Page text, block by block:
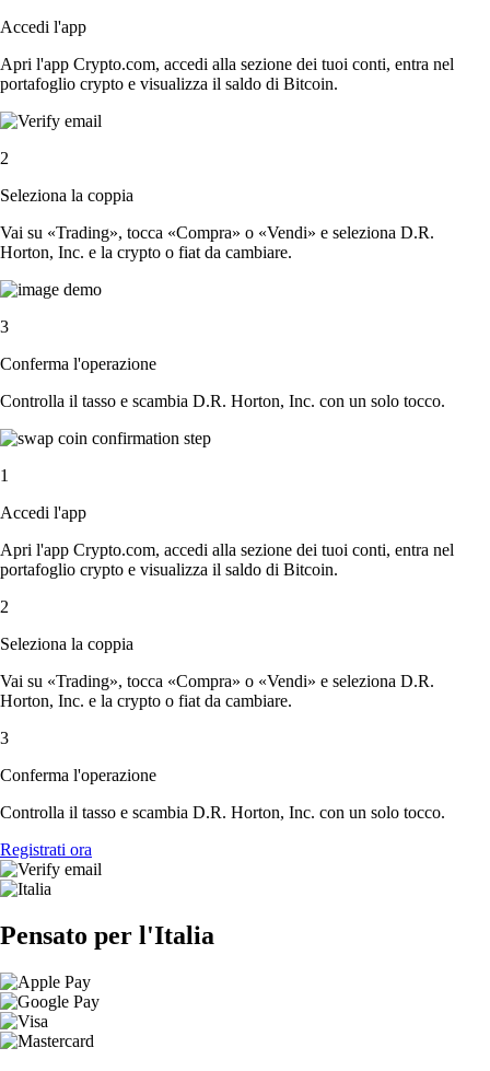
Accedi l'app
Apri l'app Crypto.com, accedi alla sezione dei tuoi conti, entra nel
portafoglio crypto e visualizza il saldo di Bitcoin.
2
Seleziona la coppia
Vai su «Trading», tocca «Compra» o «Vendi» e seleziona D.R.
Horton, Inc. e la crypto o fiat da cambiare.
3
Conferma l'operazione
Controlla il tasso e scambia D.R. Horton, Inc. con un solo tocco.
1
Accedi l'app
Apri l'app Crypto.com, accedi alla sezione dei tuoi conti, entra nel
portafoglio crypto e visualizza il saldo di Bitcoin.
2
Seleziona la coppia
Vai su «Trading», tocca «Compra» o «Vendi» e seleziona D.R.
Horton, Inc. e la crypto o fiat da cambiare.
3
Conferma l'operazione
Controlla il tasso e scambia D.R. Horton, Inc. con un solo tocco.
Registrati ora
Pensato per l'Italia